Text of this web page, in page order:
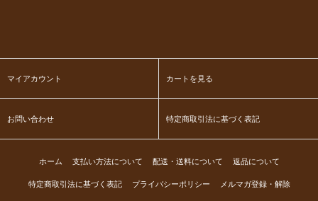
マイアカウント カートを見る
お問い合わせ 特定商取引法に基づく表記
ホーム 支払い方法について 配送・送料について 返品について
特定商取引法に基づく表記 プライバシーポリシー メルマガ登録・解除